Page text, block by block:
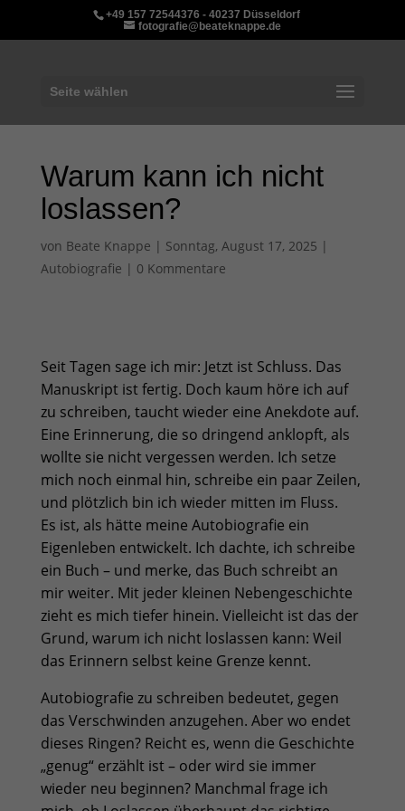
+49 157 72544376 - 40237 Düsseldorf
fotografie@beateknappe.de
Seite wählen
Warum kann ich nicht
loslassen?
von Beate Knappe | Sonntag, August 17, 2025 |
Autobiografie | 0 Kommentare
Seit Tagen sage ich mir: Jetzt ist Schluss. Das
Manuskript ist fertig. Doch kaum höre ich auf
zu schreiben, taucht wieder eine Anekdote auf.
Eine Erinnerung, die so dringend anklopft, als
wollte sie nicht vergessen werden. Ich setze
mich noch einmal hin, schreibe ein paar Zeilen,
und plötzlich bin ich wieder mitten im Fluss.
Es ist, als hätte meine Autobiografie ein
Eigenleben entwickelt. Ich dachte, ich schreibe
ein Buch – und merke, das Buch schreibt an
mir weiter. Mit jeder kleinen Nebengeschichte
zieht es mich tiefer hinein. Vielleicht ist das der
Grund, warum ich nicht loslassen kann: Weil
das Erinnern selbst keine Grenze kennt.
Autobiografie zu schreiben bedeutet, gegen
das Verschwinden anzugehen. Aber wo endet
dieses Ringen? Reicht es, wenn die Geschichte
„genug“ erzählt ist – oder wird sie immer
wieder neu beginnen? Manchmal frage ich